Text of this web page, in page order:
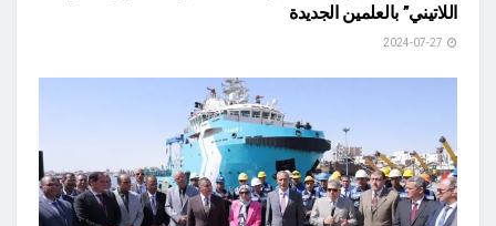
اللاتيني” بالعلمين الجديدة